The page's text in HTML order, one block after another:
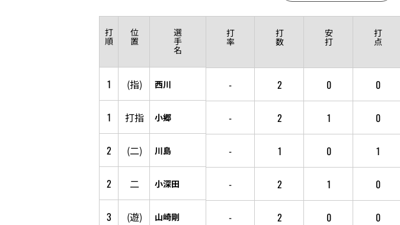
打
順
位
置
選
手
名
打
率
打
数
安
打
打
点
1 (指) 西川 - 2 0 0
1 打指 小郷 - 2 1 0
2 (二) 川島 - 1 0 1
2 二 小深田 - 2 1 0
3 (遊) 山崎剛 - 2 0 0